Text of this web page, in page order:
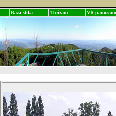
Baza slika Turizam VR panorame